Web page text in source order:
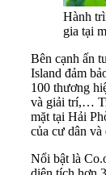
Hành
gia tại
Bên cạnh ấn
Island đảm
100 thương
và giải trí,…
mặt tại Hải
của cư dân và
Nổi bật là